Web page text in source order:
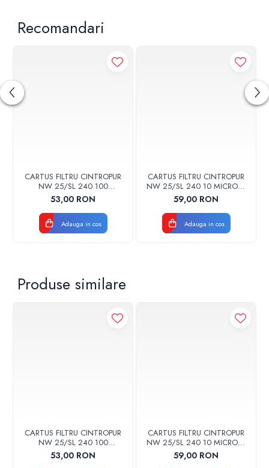
Recomandari
CARTUS FILTRU CINTROPUR
NW 25/SL 240 100
MICRONI MANSOANE
FILTRARE SET 5BUC
53,00 RON
Adauga in cos
CARTUS FILTRU CINTROPUR
NW 25/SL 240 10 MICRONI
MANSOANE FILTRARE SET
5BUC
59,00 RON
Adauga in cos
Produse similare
CARTUS FILTRU CINTROPUR
NW 25/SL 240 100
MICRONI MANSOANE
FILTRARE SET 5BUC
53,00 RON
CARTUS FILTRU CINTROPUR
NW 25/SL 240 10 MICRONI
MANSOANE FILTRARE SET
5BUC
59,00 RON